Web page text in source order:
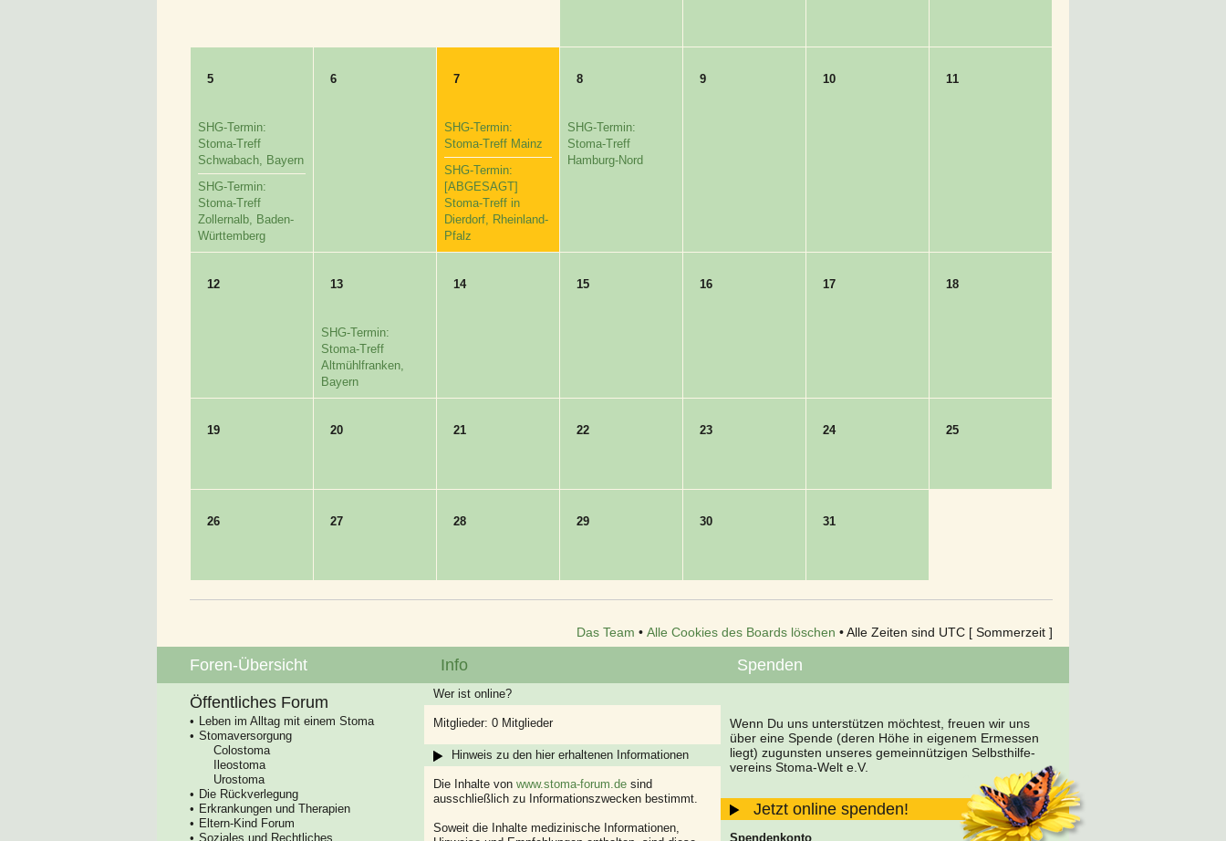
5
SHG-Termin:
Stoma-Treff
Schwabach, Bayern
SHG-Termin:
Stoma-Treff
Zollernalb, Baden-
Württemberg
6 7
SHG-Termin:
Stoma-Treff Mainz
SHG-Termin:
[ABGESAGT]
Stoma-Treff in
Dierdorf, Rheinland-
Pfalz
8
SHG-Termin:
Stoma-Treff
Hamburg-Nord
9 10 11
12 13
SHG-Termin:
Stoma-Treff
Altmühlfranken,
Bayern
14 15 16 17 18
19 20 21 22 23 24 25
26 27 28 29 30 31
Das Team • Alle Cookies des Boards löschen • Alle Zeiten sind UTC [ Sommerzeit ]
Foren-Übersicht
Öffentliches Forum
Leben im Alltag mit einem Stoma
Stomaversorgung
Colostoma
Ileostoma
Urostoma
Die Rückverlegung
Erkrankungen und Therapien
Eltern-Kind Forum
Soziales und Rechtliches
Info
Wer ist online?
Mitglieder: 0 Mitglieder
Hinweis zu den hier erhaltenen Informationen
Die Inhalte von www.stoma-forum.de sind
ausschließlich zu Informationszwecken bestimmt.
Soweit die Inhalte medizinische Informationen,
Spenden
Wenn Du uns unterstützen möchtest, freuen wir uns
über eine Spende (deren Höhe in eigenem Ermessen
liegt) zugunsten unseres gemeinnützigen Selbsthilfe-
vereins Stoma-Welt e.V.
Jetzt online spenden!
Spendenkonto